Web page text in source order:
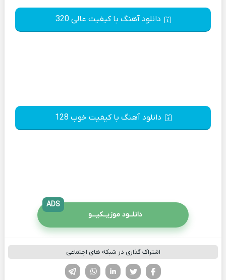
دانلود آهنگ با کیفیت عالی 320
دانلود آهنگ با کیفیت خوب 128
دانلــود موزیــکیـــو
ADS
اشتراک گذاری در شبکه های اجتماعی
لینکدین تویتر
فیسوک